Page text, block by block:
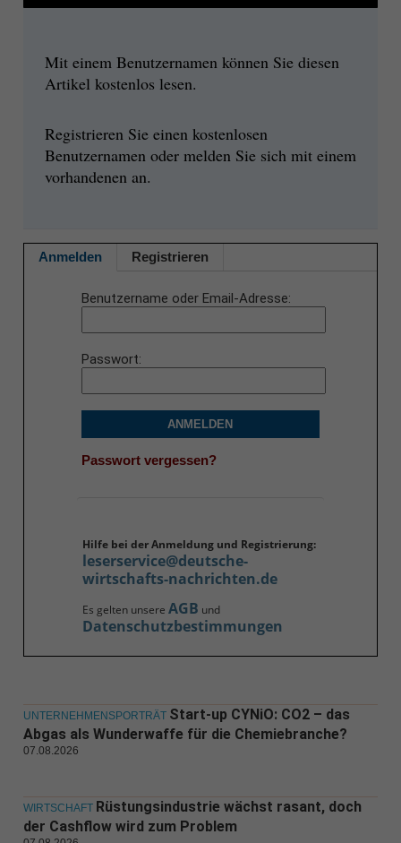
Mit einem Benutzernamen können Sie diesen
Artikel kostenlos lesen.
Registrieren Sie einen kostenlosen
Benutzernamen oder melden Sie sich mit einem
vorhandenen an.
Anmelden Registrieren
Benutzername oder Email-Adresse
Passwort
ANMELDEN
Passwort vergessen?
Hilfe bei der Anmeldung und Registrierung:
leserservice@deutsche-
wirtschafts-nachrichten.de
Es gelten unsere AGB und
Datenschutzbestimmungen
UNTERNEHMENSPORTRÄT Start-up CYNiO: CO2 – das
Abgas als Wunderwaffe für die Chemiebranche?
07.08.2026
WIRTSCHAFT Rüstungsindustrie wächst rasant, doch
der Cashflow wird zum Problem